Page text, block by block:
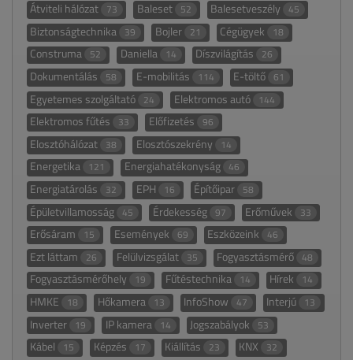
Átviteli hálózat 73 Baleset 52 Balesetveszély 45
Biztonságtechnika 39 Bojler 21 Cégügyek 18
Construma 52 Daniella 14 Díszvilágítás 26
Dokumentálás 58 E-mobilitás 114 E-töltő 61
Egyetemes szolgáltató 24 Elektromos autó 144
Elektromos fűtés 33 Előfizetés 96
Elosztóhálózat 38 Elosztószekrény 14
Energetika 121 Energiahatékonyság 46
Energiatárolás 32 EPH 16 Építőipar 58
Épületvillamosság 45 Érdekesség 97 Erőművek 33
Erősáram 15 Események 69 Eszközeink 46
Ezt láttam 26 Felülvizsgálat 35 Fogyasztásmérő 48
Fogyasztásmérőhely 19 Fűtéstechnika 14 Hírek 14
HMKE 18 Hőkamera 13 InfoShow 47 Interjú 13
Inverter 19 IP kamera 14 Jogszabályok 53
Kábel 15 Képzés 17 Kiállítás 23 KNX 32